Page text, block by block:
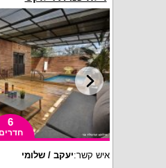
6
חדרים
איש קשר:יעקב / שלומי